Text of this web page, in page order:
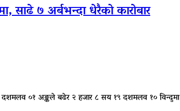
साढे ७ अर्बभन्दा धेरैकाे काराेबार
०१ अङ्कले बढेर २ हजार ८ सय १९ दशमलव १०